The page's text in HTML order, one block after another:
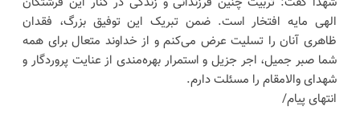
الهی مایه افتخار است. ضمن تبریک این توفیق بزرگ، فقدان
ظاهری آنان را تسلیت عرض می‌کنم و از خداوند متعال برای همه
شما صبر جمیل، اجر جزیل و استمرار بهره‌مندی از عنایت پروردگار و
شهدای والامقام را مسئلت دارم.
انتهای پیام/